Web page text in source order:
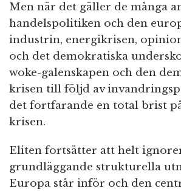
Men när det gäller de många
handelspolitiken och den
industrin, energikrisen,
och det demokratiska
woke-galenskapen och den
krisen till följd av
det fortfarande en total brist
krisen.
Eliten fortsätter att helt
grundläggande strukturella
Europa står inför och den